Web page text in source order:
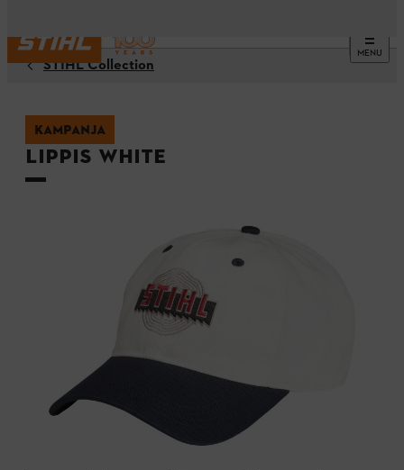
MENU
STIHL Collection
KAMPANJA
Lippis WHITE